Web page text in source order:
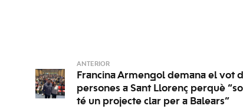
ANTERIOR
Francina Armengol demana el vot
persones a Sant Llorenç perquè
té un projecte clar per a Balears”